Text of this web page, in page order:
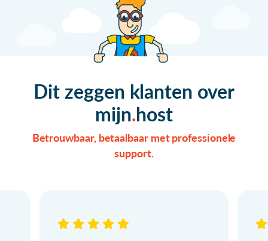
Dit zeggen klanten over
mijn host
Betrouwbaar, betaalbaar met professionele
support.